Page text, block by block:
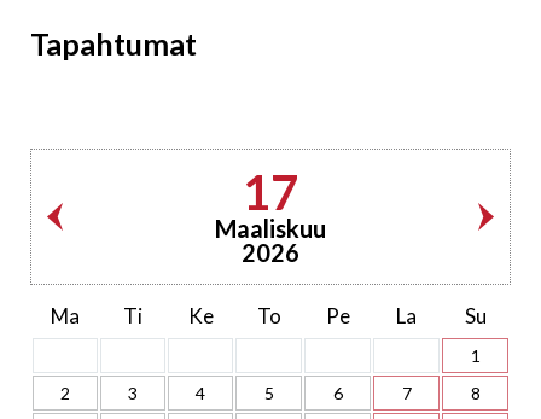
Tapahtumat
17
Maaliskuu
2026
Ma Ti Ke To Pe La Su
1
2
3 4 5 6 7
8